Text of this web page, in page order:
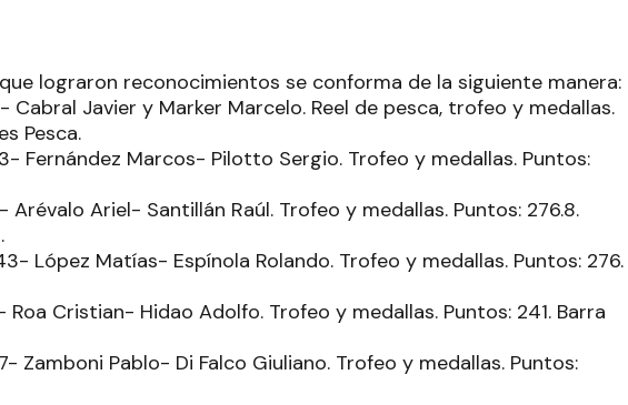
lograron reconocimientos se conforma de la siguiente manera:
Cabral Javier y Marker Marcelo. Reel de pesca, trofeo y medallas.
Pesca.
Fernández Marcos- Pilotto Sergio. Trofeo y medallas. Puntos:
Ariel- Santillán Raúl. Trofeo y medallas. Puntos: 276.8.
López Matías- Espínola Rolando. Trofeo y medallas. Puntos: 276.
Roa Cristian- Hidao Adolfo. Trofeo y medallas. Puntos: 241. Barra
Zamboni Pablo- Di Falco Giuliano. Trofeo y medallas. Puntos: